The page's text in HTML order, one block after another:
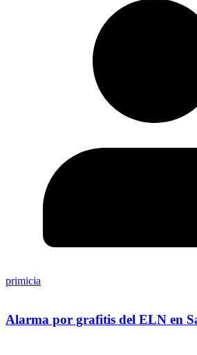
primicia
Alarma por grafitis del ELN en